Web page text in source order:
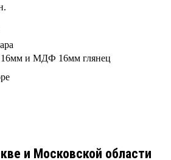
и МДФ 16мм глянец
и Московской области